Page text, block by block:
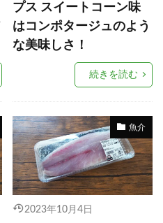
プス スイートコーン味
はコンポタージュのよう
な美味しさ！
続きを読む
魚介
2023年10月4日